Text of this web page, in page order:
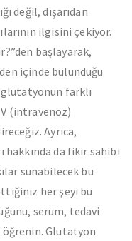
değil, dışarıdan
ilgisini çekiyor.
başlayarak,
içinde bulunduğu
farklı
(intravenöz)
Ayrıca,
da fikir sahibi
sunabilecek bu
her şeyi bu
serum, tedavi
öğrenin. Glutatyon